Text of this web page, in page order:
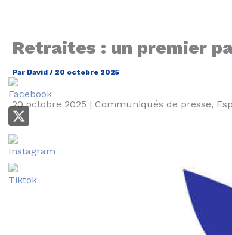
Retraites : un premier
Par David / 20 octobre 2025
20 octobre 2025 | Communiqués de presse,